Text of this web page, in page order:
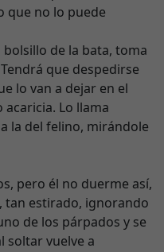
que no lo puede
bolsillo de la bata, toma
que despedirse
lo van a dejar en el
acaricia. Lo llama
la del felino, mirándole
pero él no duerme así,
tan estirado, ignorando
de los párpados y se
soltar vuelve a